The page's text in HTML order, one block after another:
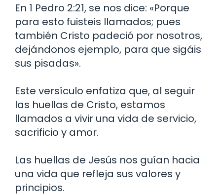
En 1 Pedro 2:21, se nos dice: «Porque
para esto fuisteis llamados; pues
también Cristo padeció por nosotros,
dejándonos ejemplo, para que sigáis
sus pisadas».
Este versículo enfatiza que, al seguir
las huellas de Cristo, estamos
llamados a vivir una vida de servicio,
sacrificio y amor.
Las huellas de Jesús nos guían hacia
una vida que refleja sus valores y
principios.